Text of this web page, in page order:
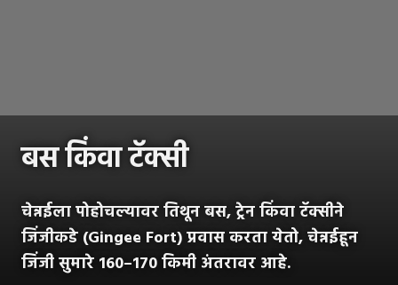
बस किंवा टॅक्सी
चेन्नईला पोहोचल्यावर तिथून बस, ट्रेन किंवा टॅक्सीने
जिंजीकडे (Gingee Fort) प्रवास करता येतो, चेन्नईहून
जिंजी सुमारे 160–170 किमी अंतरावर आहे.